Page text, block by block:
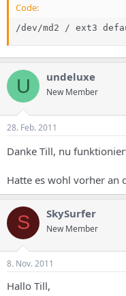
Code:
/dev/md2 / ext3
U undeluxe
New Member
28. Feb. 2011
Danke Till, nu
Hatte es wohl vorher an
S SkySurfer
New Member
8. Nov. 2011
Hallo Till,